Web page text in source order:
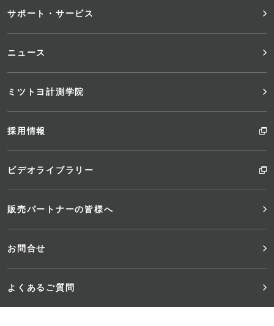
ー
サポート・サービス
ニュース
ミツトヨ計測学院
採用情報
ビデオライブラリー
販売パートナーの皆様へ
お問合せ
よくあるご質問